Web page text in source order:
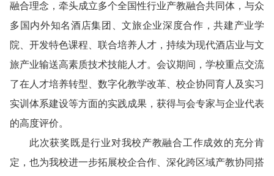
融合理念，牵头成立多个全国性行业产教融合共同体，与众
多国内外知名酒店集团、文旅企业深度合作，共建产业学
院、开发特色课程、联合培养人才，持续为现代酒店业与文
旅产业输送高素质技术技能人才。会议期间，学校重点交流
了在人才培养转型、数字化教学改革、校企协同育人及实习
实训体系建设等方面的实践成果，获得与会专家与企业代表
的高度评价。
此次获奖既是行业对我校产教融合工作成效的充分肯
定，也为我校进一步拓展校企合作、深化跨区域产教协同搭